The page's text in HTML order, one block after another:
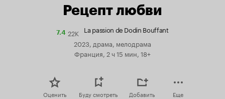
Рецепт любви
7.4Рейтинг
Кинопоиска
22K La passion de Dodin Bouffant
2023, драма, мелодрама
Франция, 2 ч 15 мин, 18+
Оценить Буду смотреть Добавить Еще